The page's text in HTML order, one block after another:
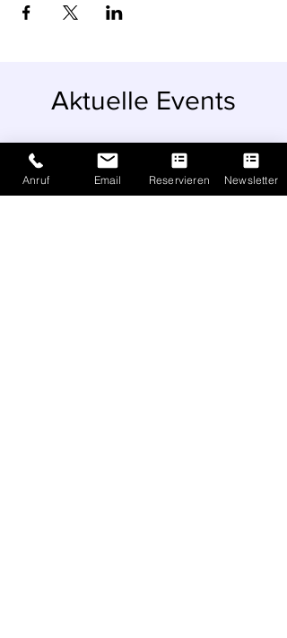
Aktuelle Events
Anruf Email Reservieren Newsletter